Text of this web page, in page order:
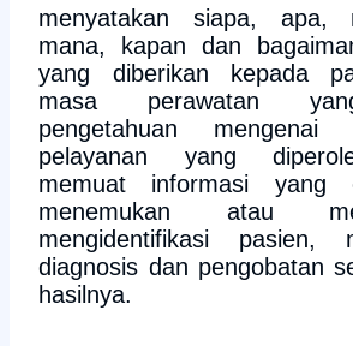
menyatakan siapa, apa,
mana, kapan dan
yang diberikan kepada
masa perawatan
pengetahuan
pelayanan yang
memuat informasi yang
menemukan atau
mengidentifikasi pasien,
diagnosis dan pengobatan
hasilnya.